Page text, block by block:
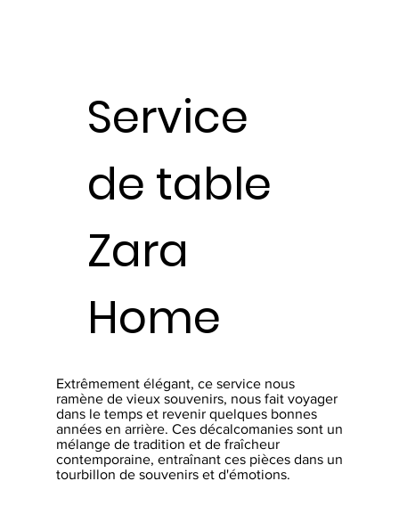
Service
de table
Zara
Home
Extrêmement élégant, ce service nous
ramène de vieux souvenirs, nous fait voyager
dans le temps et revenir quelques bonnes
années en arrière. Ces décalcomanies sont un
mélange de tradition et de fraîcheur
contemporaine, entraînant ces pièces dans un
tourbillon de souvenirs et d'émotions.